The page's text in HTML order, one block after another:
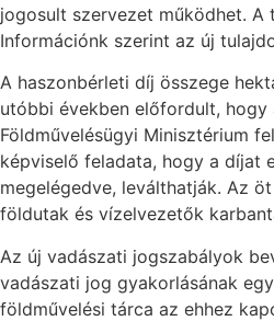
jogosult szervezet működhet.
Információnk szerint az új
A haszonbérleti díj összege
utóbbi években előfordult,
Földművelésügyi Minisztérium
képviselő feladata, hogy a díjat
megelégedve, leválthatják. Az
földutak és vízelvezetők
Az új vadászati jogszabályok
vadászati jog gyakorlásának
földművelési tárca az ehhez